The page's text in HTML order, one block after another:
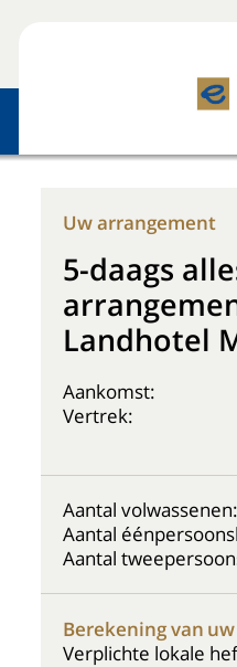
Uw arrangement
5-daags
Landhotel
Aankomst:
Vertrek:
Aantal volwassenen:
Aantal
Aantal
Berekening van
Verplichte lokale